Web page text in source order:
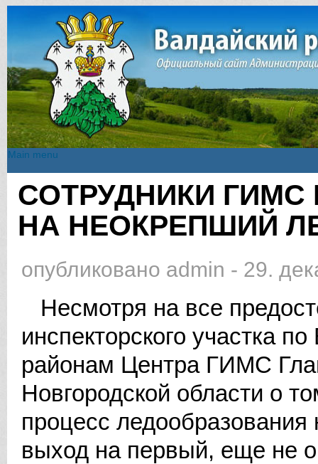
Main menu
Вы здесь
СОТРУДНИКИ
НА НЕОКРЕПШИЙ
опубликовано admin - 29.
Несмотря на все
инспекторского участка
районам Центра ГИМС
Новгородской области о
процесс
выход на первый, еще не